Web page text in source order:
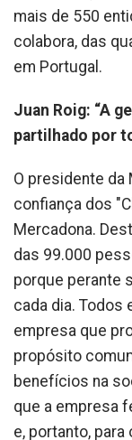
mais de 550
colabora, das
em Portugal.
Juan Roig: “A
partilhado por
O presidente da
confiança dos
Mercadona.
das 99.000
porque perante
cada dia. Todos
empresa que
propósito
benefícios na
que a empresa
e, portanto,